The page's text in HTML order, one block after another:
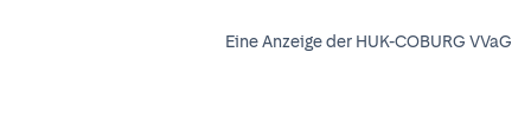
Eine Anzeige der HUK-COBURG VVaG